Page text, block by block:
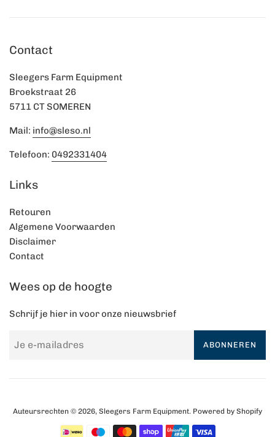
Contact
Sleegers Farm Equipment
Broekstraat 26
5711 CT SOMEREN
Mail: info@sleso.nl
Telefoon: 0492331404
Links
Retouren
Algemene Voorwaarden
Disclaimer
Contact
Wees op de hoogte
Schrijf je hier in voor onze nieuwsbrief
ABONNEREN
Auteursrechten © 2026, Sleegers Farm Equipment. Powered by Shopify
Betalingspictogrammen